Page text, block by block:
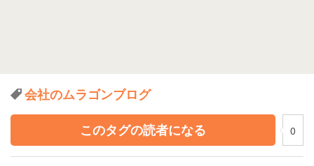
会社のムラゴンブログ
このタグの読者になる
0